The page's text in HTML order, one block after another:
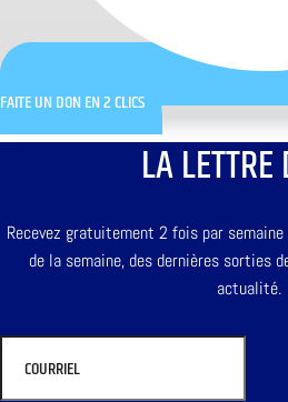
FAITE UN DON EN 2 CLICS
LA LETTRE
Recevez gratuitement 2 fois par
de la semaine, des dernières sorties
actualité.